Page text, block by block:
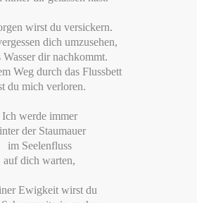
wirst du versickern.
dich umzusehen,
Wasser dir nachkommt.
Weg durch das Flussbett
du mich verloren.
Ich werde immer
der Staumauer
im Seelenfluss
auf dich warten,
Ewigkeit wirst du